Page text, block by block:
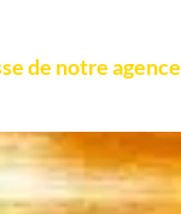
de notre agence